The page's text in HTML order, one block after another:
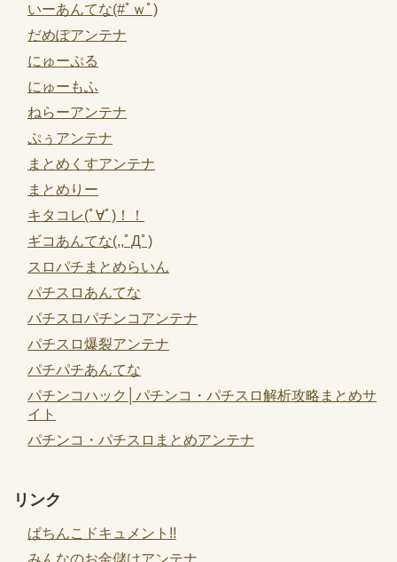
いーあんてな(#ﾟｗﾟ)
だめぽアンテナ
にゅーぷる
にゅーもふ
ねらーアンテナ
ぷぅアンテナ
まとめくすアンテナ
まとめりー
キタコレ(ﾟ∀ﾟ)！！
ギコあんてな(,,ﾟДﾟ)
スロパチまとめらいん
パチスロあんてな
パチスロパチンコアンテナ
パチスロ爆裂アンテナ
パチパチあんてな
パチンコハック│パチンコ・パチスロ解析攻略まとめサ
イト
パチンコ・パチスロまとめアンテナ
リンク
ぱちんこドキュメント!!
みんなのお金儲けアンテナ